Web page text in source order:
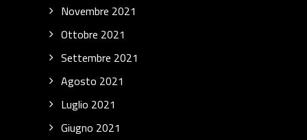
Novembre 2021
Ottobre 2021
Settembre 2021
Agosto 2021
Luglio 2021
Giugno 2021